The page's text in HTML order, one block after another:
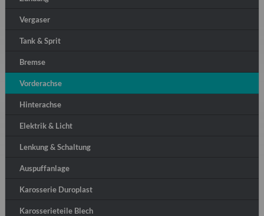
Vergaser
Tank & Sprit
Bremse
Vorderachse
Hinterachse
Elektrik & Licht
Lenkung & Schaltung
Auspuffanlage
Karosserie Duroplast
Karosserieteile Blech